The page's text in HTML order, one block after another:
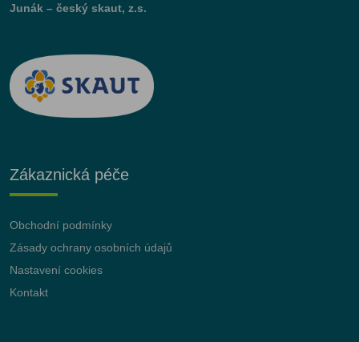
Junák – český skaut, z.s.
Zákaznická péče
Obchodní podmínky
Zásady ochrany osobních údajů
Nastavení cookies
Kontakt